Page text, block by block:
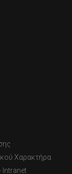
Χαρακτήρα
Intranet